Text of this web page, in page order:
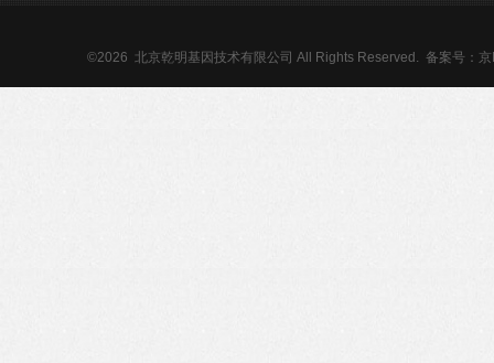
©2026 北京乾明基因技术有限公司 All Rights Reserved.备案号：